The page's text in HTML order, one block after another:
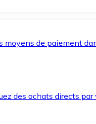
de paiement
des achats directs par